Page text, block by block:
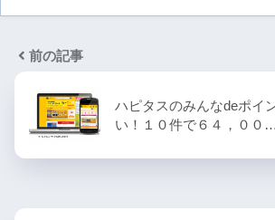
前の記事
ハピタスのみんなdeポイ
い！１０件で６４，００…